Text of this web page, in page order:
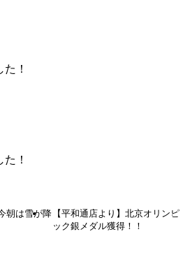
！
！
朝は雪が降 【平和通店より】北京オリンピ
ック銀メダル獲得！！